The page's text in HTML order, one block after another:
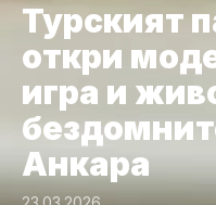
Турският
откри
игра и
Анкара